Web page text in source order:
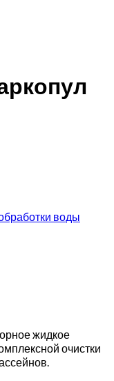
воды
жидкое
очистки